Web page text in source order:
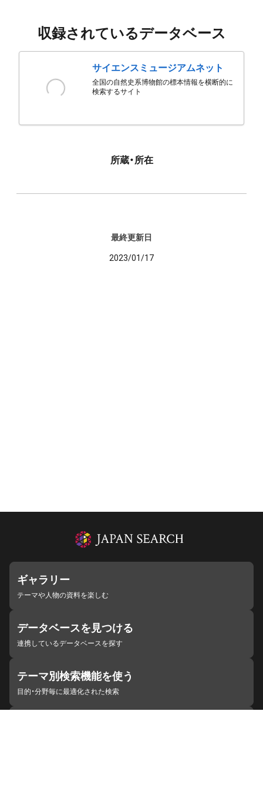
収録されているデータベース
サイエンスミュージアムネット
全国の自然史系博物館の標本情報を横断的に
検索するサイト
所蔵・所在
最終更新日
2023/01/17
ギャラリー
テーマや人物の資料を楽しむ
データベースを見つける
連携しているデータベースを探す
テーマ別検索機能を使う
目的・分野毎に最適化された検索